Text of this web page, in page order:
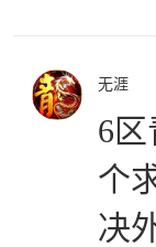
无涯
6
个
决